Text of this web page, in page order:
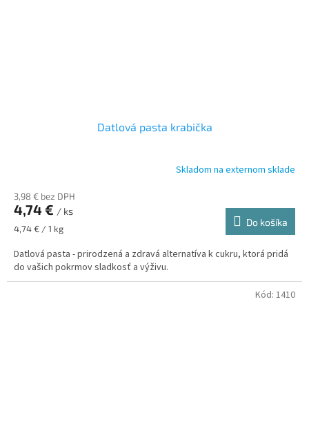
Datlová pasta krabička
Skladom na externom sklade
3,98 € bez DPH
4,74 € / ks
Jednotková
4,74 € / 1 kg
Do košíka
Datlová pasta - prirodzená a zdravá alternatíva k cukru, ktorá pridá
do vašich pokrmov sladkosť a výživu.
Kód: 1410